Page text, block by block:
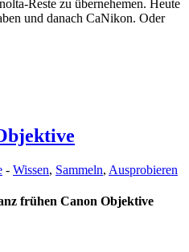
Reste zu übernehemen. Heute
und danach CaNikon. Oder
- Wissen, Sammeln, Ausprobieren
frühen Canon Objektive